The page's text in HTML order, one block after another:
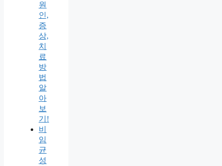
원
인,
증
상,
치
료
방
법
알
아
보
기!
비
임
균
성